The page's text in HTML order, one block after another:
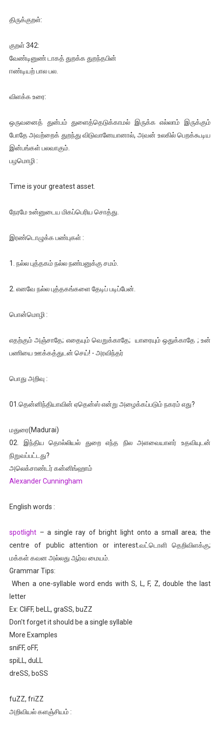
திருக்குறள்:
குறள் 342:
வேண்டினுண் டாகத் துறக்க துறந்தபின்
ஈண்டியற் பால பல.
விளக்க உரை:
ஒருவனைத் துன்பம் துளைத்தெடுக்காமல் இருக்க எல்லாம் இருக்கும்
போதே அவற்றைக் துறந்து விடுவானேயானால், அவன் உலகில் பெறக்கூடிய
இன்பங்கள் பலவாகும்.
பழமொழி :
Time is your greatest asset.
நேரமே உன்னுடைய மிகப்பெரிய சொத்து.
இரண்டொழுக்க பண்புகள் :
1. நல்ல புத்தகம் நல்ல நண்பனுக்கு சமம்.
2. எனவே நல்ல புத்தகங்களை தேடிப் படிப்பேன்.
பொன்மொழி :
எதற்கும் அஞ்சாதே; எதையும் வெறுக்காதே; யாரையும் ஒதுக்காதே ; உன்
பணியை ஊக்கத்துடன் செய்! - அரவிந்தர்
பொது அறிவு :
01.தென்னிந்தியாவின் ஏதென்ஸ் என்று அழைக்கப்படும் நகரம் எது?
மதுரை(Madurai)
02. இந்திய தொல்லியல் துறை எந்த நில அளவையாளர் உதவியுடன்
நிறுவப்பட்டது?
அலெக்சாண்டர் கன்னிங்ஹாம்
Alexander Cunningham
English words :
spotlight– a single ray of bright light onto a small area; the
centre of public attention or interest.வட்டொளி தெறிவிளக்கு;
மக்கள் கவன அல்லது ஆர்வ மையம்.
Grammar Tips:
When a one-syllable word ends with S, L, F, Z, double the last
letter
Ex: CliFF, beLL, graSS, buZZ
Don't forget it should be a single syllable
More Examples
sniFF, oFF,
spiLL, duLL
dreSS, boSS
fuZZ, friZZ
அறிவியல் களஞ்சியம் :